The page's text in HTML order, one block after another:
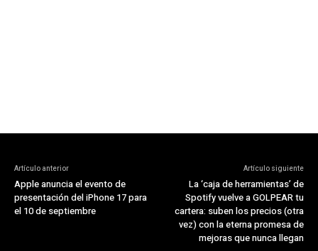
Artículo anterior
Apple anuncia el evento de
presentación del iPhone 17 para
el 10 de septiembre
Artículo siguiente
La ‘caja de herramientas’ de
Spotify vuelve a GOLPEAR tu
cartera: suben los precios (otra
vez) con la eterna promesa de
mejoras que nunca llegan